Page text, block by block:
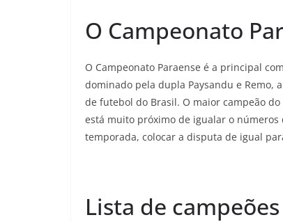
O Campeonato
O Campeonato Paraense é a principal
dominado pela dupla Paysandu e Remo,
de futebol do Brasil. O maior campeão
está muito próximo de igualar o
temporada, colocar a disputa de igual
Lista de campeões